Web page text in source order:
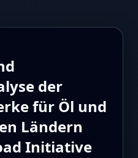
der
für Öl und
Ländern
Initiative